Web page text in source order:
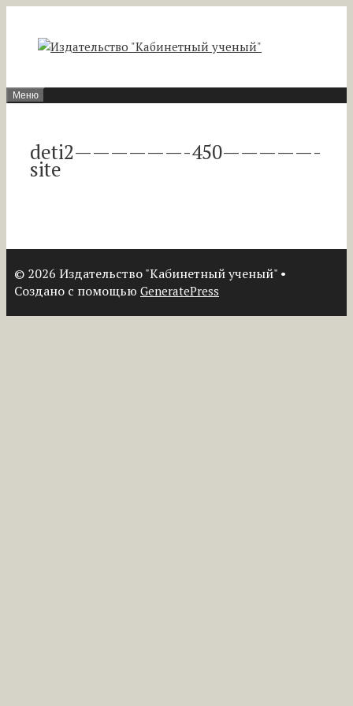
содержимому
Меню
deti2——————-450—————-
site
© 2026 Издательство "Кабинетный ученый" •
Создано с помощью GeneratePress